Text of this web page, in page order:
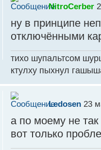
NitroCerber
ну в принципе
отключёнными
тихо шупальтсом
ктулху пыхнул
Ledosen 23
а по моему не
вот только